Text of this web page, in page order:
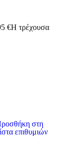
€Η τρέχουσα
στη
επιθυμιών